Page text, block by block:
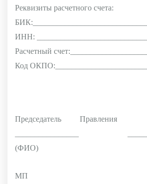
Реквизиты расчетного счета:
ИНН:
Расчетный
Код
Председатель
(ФИО)
МП